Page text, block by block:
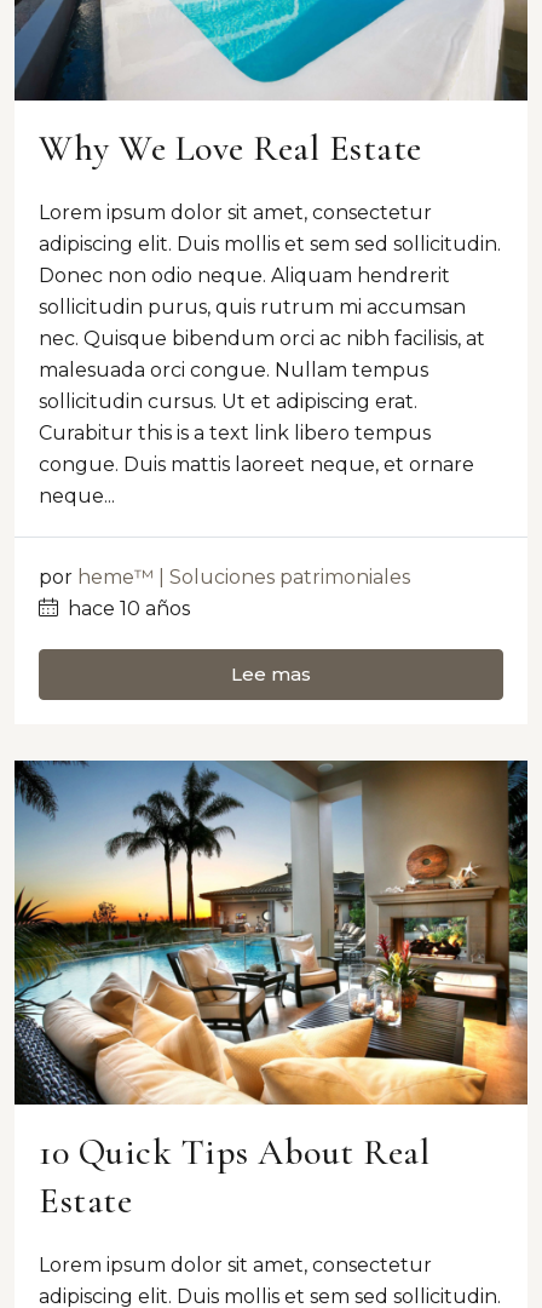
Why We Love Real Estate
Lorem ipsum dolor sit amet, consectetur
adipiscing elit. Duis mollis et sem sed sollicitudin.
Donec non odio neque. Aliquam hendrerit
sollicitudin purus, quis rutrum mi accumsan
nec. Quisque bibendum orci ac nibh facilisis, at
malesuada orci congue. Nullam tempus
sollicitudin cursus. Ut et adipiscing erat.
Curabitur this is a text link libero tempus
congue. Duis mattis laoreet neque, et ornare
neque...
por heme™ | Soluciones patrimoniales
hace 10 años
Lee mas
10 Quick Tips About Real
Estate
Lorem ipsum dolor sit amet, consectetur
adipiscing elit. Duis mollis et sem sed sollicitudin.